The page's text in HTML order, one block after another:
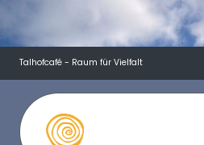
Skip
Talhofcafé - Raum für Vielfalt